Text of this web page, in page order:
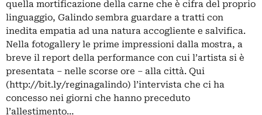
quella mortificazione della carne che è cifra del proprio
linguaggio, Galindo sembra guardare a tratti con
inedita empatia ad una natura accogliente e salvifica.
Nella fotogallery le prime impressioni dalla mostra, a
breve il report della performance con cui l’artista si è
presentata – nelle scorse ore – alla città. Qui
(http://bit.ly/reginagalindo) l’intervista che ci ha
concesso nei giorni che hanno preceduto
l’allestimento…